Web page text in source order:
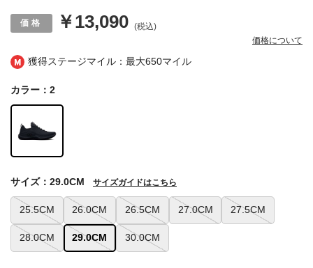
獲得ステージマイル：最大650マイル
￥13,090 (税込)
価格について
カラー：2
25.5CM 26.0CM 26.5CM 27.0CM 27.5CM
28.0CM 29.0CM 30.0CM
サイズ：29.0CM サイズガイドはこちら